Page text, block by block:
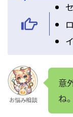
お悩み相談
意
ね。